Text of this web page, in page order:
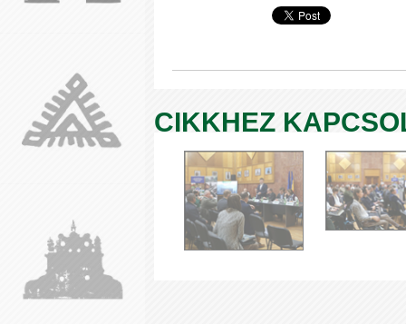
CIKKHEZ